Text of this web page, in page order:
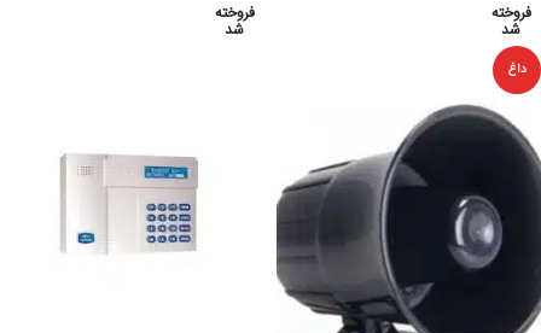
فروخته
شد
داغ
فروخته
شد